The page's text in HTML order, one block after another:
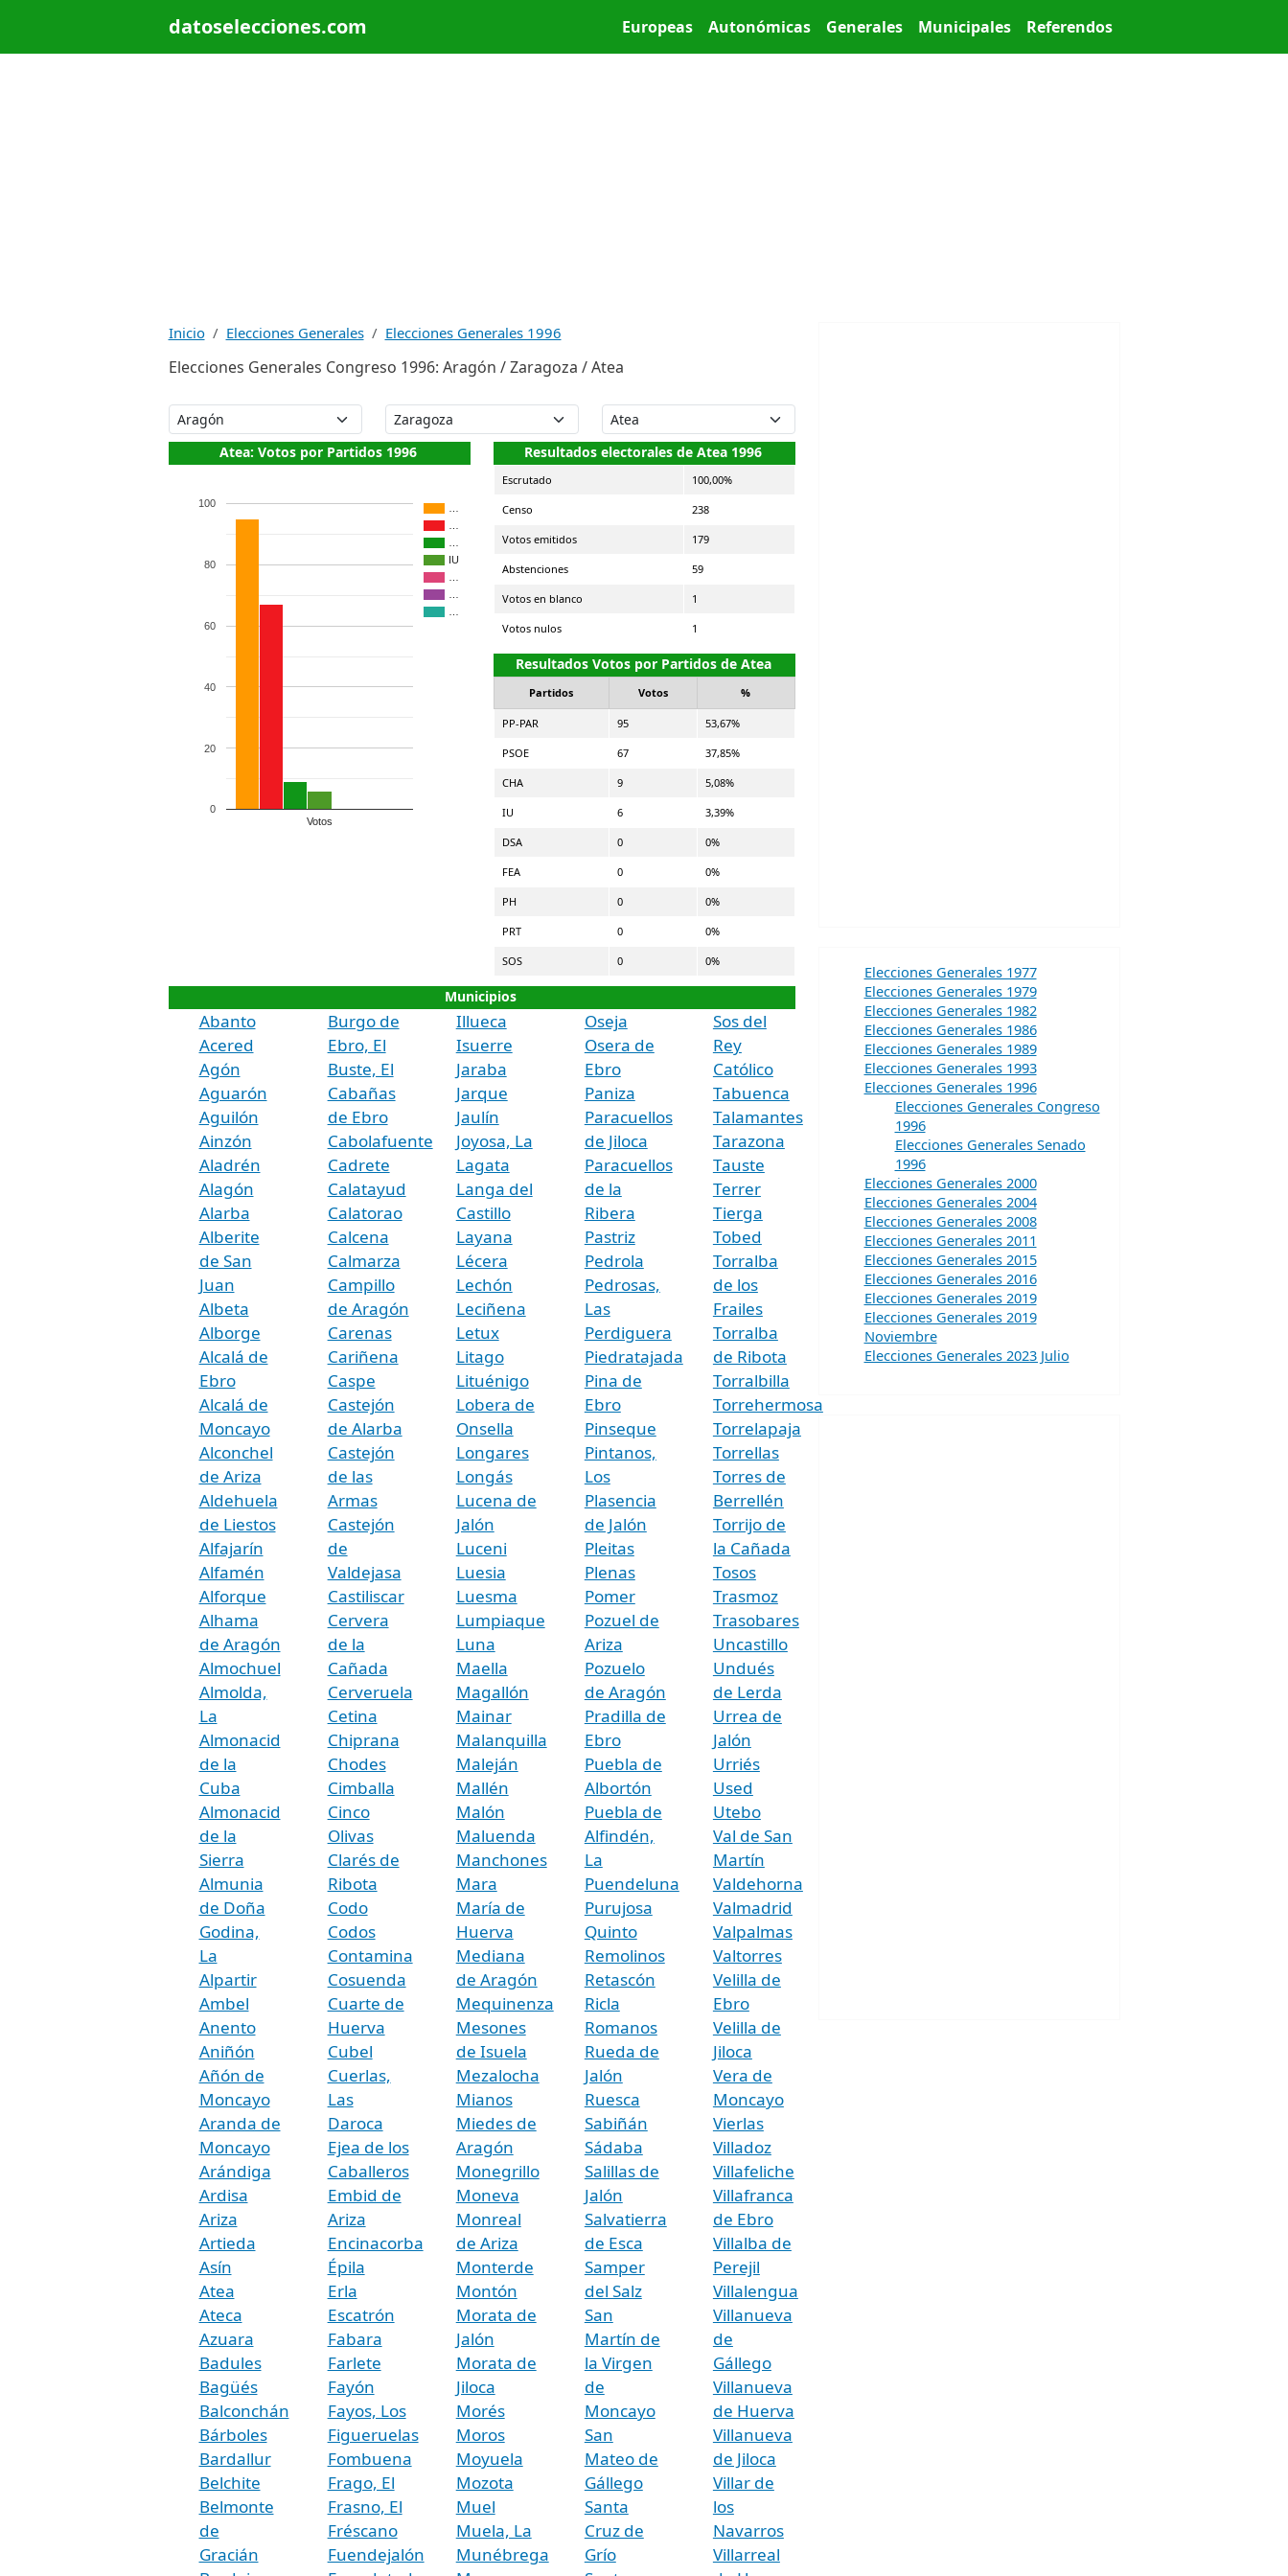
datoselecciones.com Main menu
Europeas Autonómicas Generales Municipales Referendos
Inicio Elecciones Generales Elecciones Generales 1996
Elecciones Generales Congreso 1996: Aragón / Zaragoza / Atea
Atea: Votos por Partidos 1996
IU
Votos
0
20
40
60
80
100
Resultados electorales de Atea 1996
Escrutado 100,00%
Censo 238
Votos emitidos 179
Abstenciones 59
Votos en blanco 1
Votos nulos 1
Resultados Votos por Partidos de Atea
Partidos Votos %
PP-PAR 95 53,67%
PSOE 67 37,85%
CHA 9 5,08%
IU 6 3,39%
DSA 0 0%
FEA 0 0%
PH 0 0%
PRT 0 0%
SOS 0 0%
Municipios
Abanto
Acered
Agón
Aguarón
Aguilón
Ainzón
Aladrén
Alagón
Alarba
Alberite
de San
Juan
Albeta
Alborge
Alcalá de
Ebro
Alcalá de
Moncayo
Alconchel
de Ariza
Aldehuela
de Liestos
Alfajarín
Alfamén
Alforque
Alhama
de Aragón
Almochuel
Almolda,
La
Almonacid
de la
Cuba
Almonacid
de la
Sierra
Almunia
de Doña
Godina,
La
Alpartir
Ambel
Anento
Aniñón
Añón de
Moncayo
Aranda de
Moncayo
Arándiga
Ardisa
Ariza
Artieda
Asín
Atea
Ateca
Azuara
Badules
Bagüés
Balconchán
Bárboles
Bardallur
Belchite
Belmonte
de
Gracián
Burgo de
Ebro, El
Buste, El
Cabañas
de Ebro
Cabolafuente
Cadrete
Calatayud
Calatorao
Calcena
Calmarza
Campillo
de Aragón
Carenas
Cariñena
Caspe
Castejón
de Alarba
Castejón
de las
Armas
Castejón
de
Valdejasa
Castiliscar
Cervera
de la
Cañada
Cerveruela
Cetina
Chiprana
Chodes
Cimballa
Cinco
Olivas
Clarés de
Ribota
Codo
Codos
Contamina
Cosuenda
Cuarte de
Huerva
Cubel
Cuerlas,
Las
Daroca
Ejea de los
Caballeros
Embid de
Ariza
Encinacorba
Épila
Erla
Escatrón
Fabara
Farlete
Fayón
Fayos, Los
Figueruelas
Fombuena
Frago, El
Frasno, El
Fréscano
Fuendejalón
Illueca
Isuerre
Jaraba
Jarque
Jaulín
Joyosa, La
Lagata
Langa del
Castillo
Layana
Lécera
Lechón
Leciñena
Letux
Litago
Lituénigo
Lobera de
Onsella
Longares
Longás
Lucena de
Jalón
Luceni
Luesia
Luesma
Lumpiaque
Luna
Maella
Magallón
Mainar
Malanquilla
Maleján
Mallén
Malón
Maluenda
Manchones
Mara
María de
Huerva
Mediana
de Aragón
Mequinenza
Mesones
de Isuela
Mezalocha
Mianos
Miedes de
Aragón
Monegrillo
Moneva
Monreal
de Ariza
Monterde
Montón
Morata de
Jalón
Morata de
Jiloca
Morés
Moros
Moyuela
Mozota
Muel
Muela, La
Munébrega
Oseja
Osera de
Ebro
Paniza
Paracuellos
de Jiloca
Paracuellos
de la
Ribera
Pastriz
Pedrola
Pedrosas,
Las
Perdiguera
Piedratajada
Pina de
Ebro
Pinseque
Pintanos,
Los
Plasencia
de Jalón
Pleitas
Plenas
Pomer
Pozuel de
Ariza
Pozuelo
de Aragón
Pradilla de
Ebro
Puebla de
Albortón
Puebla de
Alfindén,
La
Puendeluna
Purujosa
Quinto
Remolinos
Retascón
Ricla
Romanos
Rueda de
Jalón
Ruesca
Sabiñán
Sádaba
Salillas de
Jalón
Salvatierra
de Esca
Samper
del Salz
San
Martín de
la Virgen
de
Moncayo
San
Mateo de
Gállego
Santa
Cruz de
Grío
Sos del
Rey
Católico
Tabuenca
Talamantes
Tarazona
Tauste
Terrer
Tierga
Tobed
Torralba
de los
Frailes
Torralba
de Ribota
Torralbilla
Torrehermosa
Torrelapaja
Torrellas
Torres de
Berrellén
Torrijo de
la Cañada
Tosos
Trasmoz
Trasobares
Uncastillo
Undués
de Lerda
Urrea de
Jalón
Urriés
Used
Utebo
Val de San
Martín
Valdehorna
Valmadrid
Valpalmas
Valtorres
Velilla de
Ebro
Velilla de
Jiloca
Vera de
Moncayo
Vierlas
Villadoz
Villafeliche
Villafranca
de Ebro
Villalba de
Perejil
Villalengua
Villanueva
de
Gállego
Villanueva
de Huerva
Villanueva
de Jiloca
Villar de
los
Navarros
Villarreal
Elecciones Generales 1977
Elecciones Generales 1979
Elecciones Generales 1982
Elecciones Generales 1986
Elecciones Generales 1989
Elecciones Generales 1993
Elecciones Generales 1996
Elecciones Generales Congreso
1996
Elecciones Generales Senado
1996
Elecciones Generales 2000
Elecciones Generales 2004
Elecciones Generales 2008
Elecciones Generales 2011
Elecciones Generales 2015
Elecciones Generales 2016
Elecciones Generales 2019
Elecciones Generales 2019
Noviembre
Elecciones Generales 2023 Julio